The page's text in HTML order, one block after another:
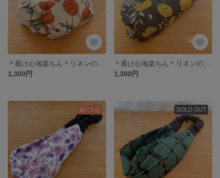
1,300円
1,300円
残り1点 SOLD OUT